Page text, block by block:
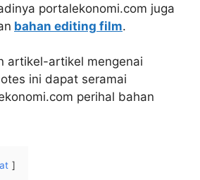
portalekonomi.com juga
bahan editing film.
artikel-artikel mengenai
ini dapat seramai
perihal bahan